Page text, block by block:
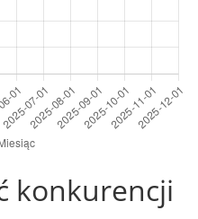
konkurencji